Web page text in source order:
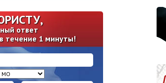
ответ
течение 1 минуты!